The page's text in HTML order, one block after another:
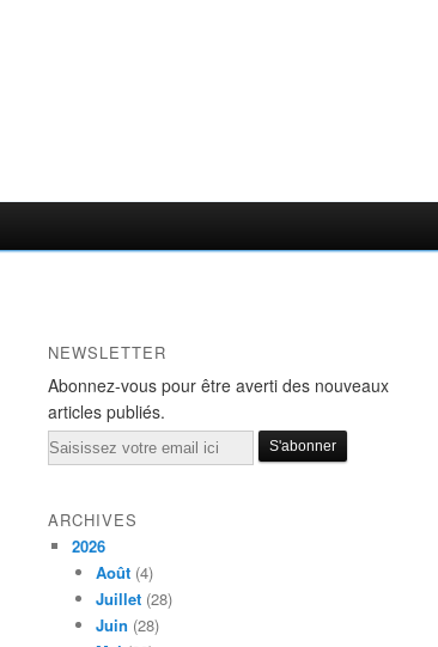
NEWSLETTER
Abonnez-vous pour être averti des nouveaux
articles publiés.
Email
ARCHIVES
2026
Août (4)
Juillet (28)
Juin (28)